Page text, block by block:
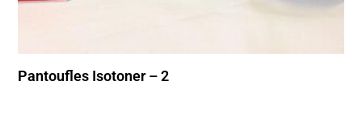
Pantoufles Isotoner – 2